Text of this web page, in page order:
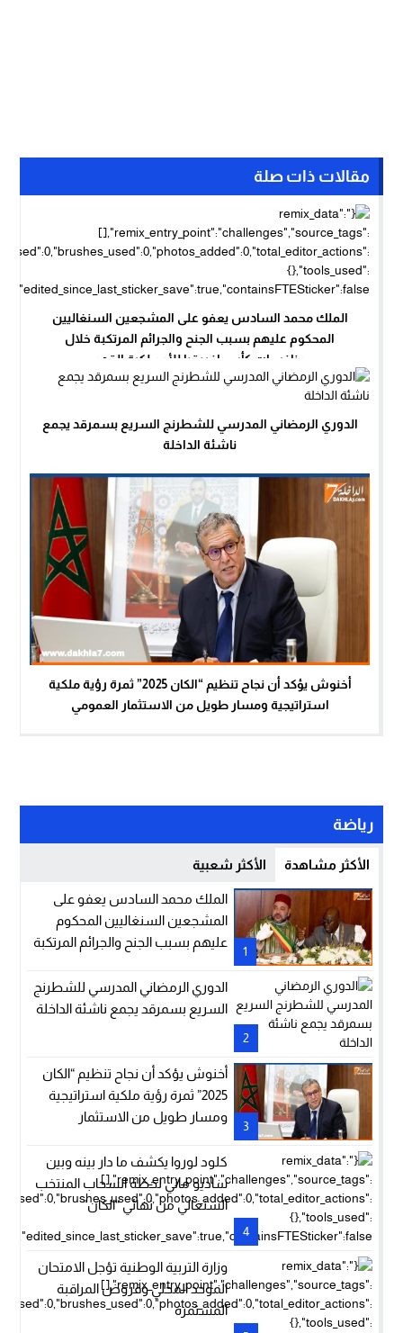
مقالات ذات صلة
الملك محمد السادس يعفو على المشجعين السنغاليين
المحكوم عليهم بسبب الجنح والجرائم المرتكبة خلال
منافسات كأس إفريقيا للأمم لكرة القدم
الدوري الرمضاني المدرسي للشطرنج السريع بسمرقد يجمع
ناشئة الداخلة
أخنوش يؤكد أن نجاح تنظيم “الكان 2025” ثمرة رؤية ملكية
استراتيجية ومسار طويل من الاستثمار العمومي
رياضة
الأكثر مشاهدة الأكثر شعبية
1
الملك محمد السادس يعفو على
المشجعين السنغاليين المحكوم
عليهم بسبب الجنح والجرائم المرتكبة
لكرة القدم
2
الدوري الرمضاني المدرسي للشطرنج
السريع بسمرقد يجمع ناشئة الداخلة
3
أخنوش يؤكد أن نجاح تنظيم “الكان
2025” ثمرة رؤية ملكية استراتيجية
ومسار طويل من الاستثمار
4
كلود لوروا يكشف ما دار بينه وبين
ساديو ماني لحظة انسحاب المنتخب
السنغالي من نهائي “الكان”
وزارة التربية الوطنية تؤجل الامتحان
الموحد المحلي وفروض المراقبة
المستمرة